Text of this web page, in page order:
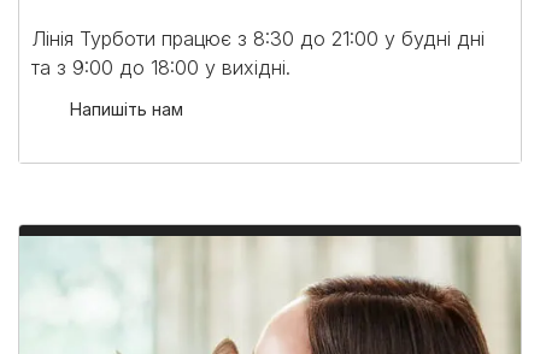
Лінія Турботи працює з 8:30 до 21:00 у будні дні
та з 9:00 до 18:00 у вихідні.​
Напишіть нам